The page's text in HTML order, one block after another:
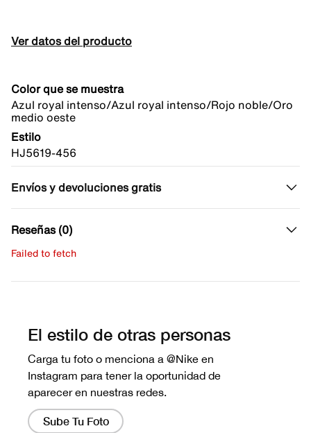
Ver datos del producto
Color que se muestra
Azul royal intenso/Azul royal intenso/Rojo noble/Oro
medio oeste
Estilo
HJ5619-456
Envíos y devoluciones gratis
Reseñas (0)
Failed to fetch